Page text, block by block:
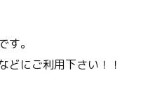
す。
どにご利用下さい！！